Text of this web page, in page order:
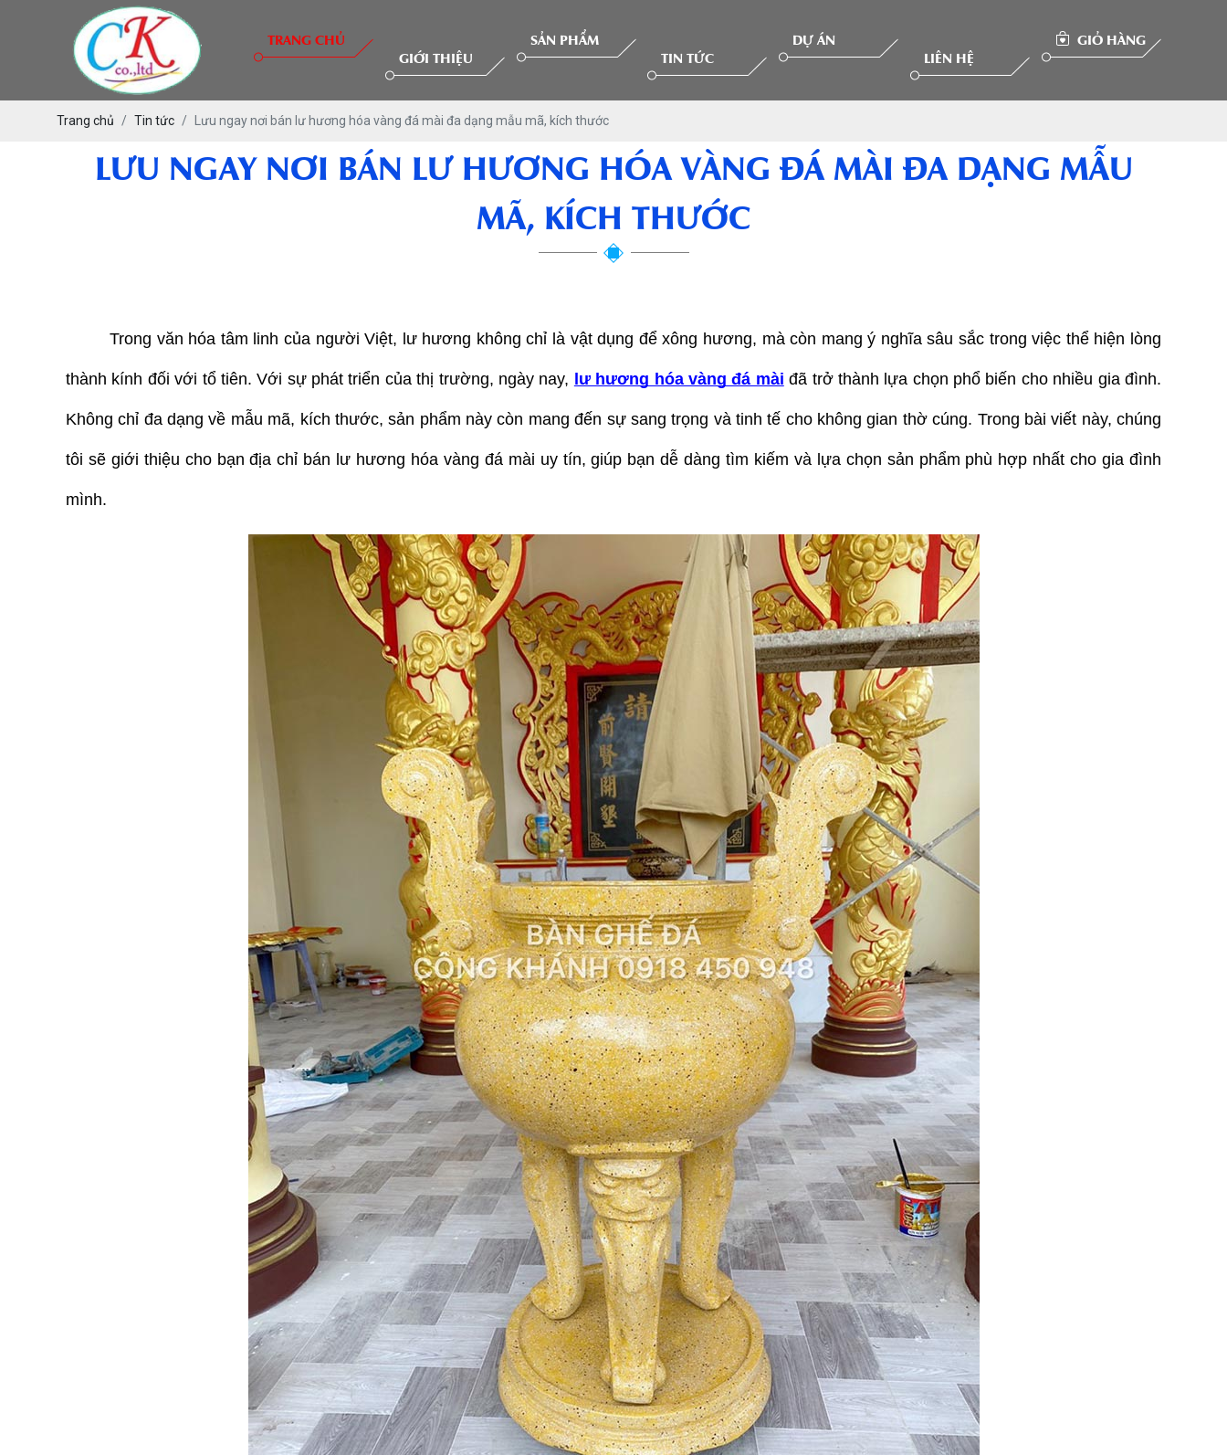
TRANG CHỦ
GIỚI THIỆU
SẢN PHẨM
TIN TỨC
DỰ ÁN
LIÊN HỆ
GIỎ HÀNG
Trang chủ Tin tức Lưu ngay nơi bán lư hương hóa vàng đá mài đa dạng mẫu mã, kích thước
LƯU NGAY NƠI BÁN LƯ HƯƠNG HÓA VÀNG ĐÁ MÀI ĐA DẠNG MẪU
MÃ, KÍCH THƯỚC
Trong văn hóa tâm linh của người Việt, lư hương không chỉ là vật dụng để xông hương, mà còn mang ý nghĩa sâu sắc trong việc thể hiện lòng
thành kính đối với tổ tiên. Với sự phát triển của thị trường, ngày nay, lư hương hóa vàng đá mài đã trở thành lựa chọn phổ biến cho nhiều gia đình.
Không chỉ đa dạng về mẫu mã, kích thước, sản phẩm này còn mang đến sự sang trọng và tinh tế cho không gian thờ cúng. Trong bài viết này, chúng
tôi sẽ giới thiệu cho bạn địa chỉ bán lư hương hóa vàng đá mài uy tín, giúp bạn dễ dàng tìm kiếm và lựa chọn sản phẩm phù hợp nhất cho gia đình
mình.